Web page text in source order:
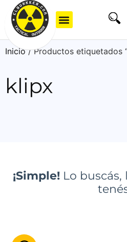
Inicio/ Productos etiquetados
klipx
¡Simple!Lo buscás,